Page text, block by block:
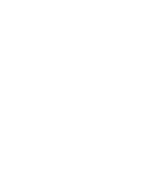
수익증권 상장폐지 안내